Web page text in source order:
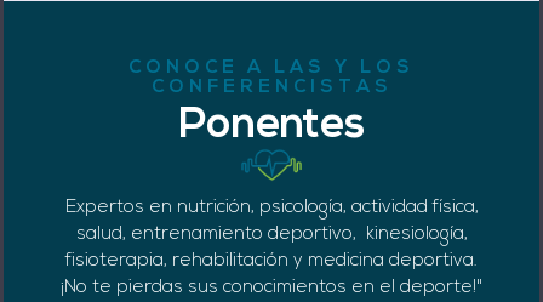
CONOCE A LAS Y LOS
CONFERENCISTAS
Ponentes
Expertos en nutrición, psicología, actividad física,
salud, entrenamiento deportivo, kinesiología,
fisioterapia, rehabilitación y medicina deportiva.
¡No te pierdas sus conocimientos en el deporte!"